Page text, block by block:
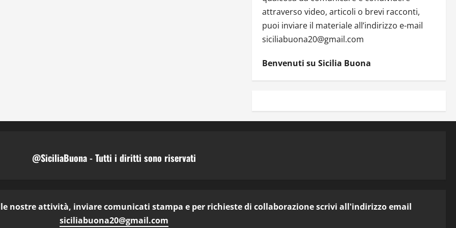
attraverso video, articoli o brevi racconti,
puoi inviare il materiale all’indirizzo e-mail
siciliabuona20@gmail.com
Benvenuti su Sicilia Buona
@SiciliaBuona - Tutti i diritti sono riservati
nostre attività, inviare comunicati stampa e per richieste di collaborazione scrivi all'indirizzo email
siciliabuona20@gmail.com